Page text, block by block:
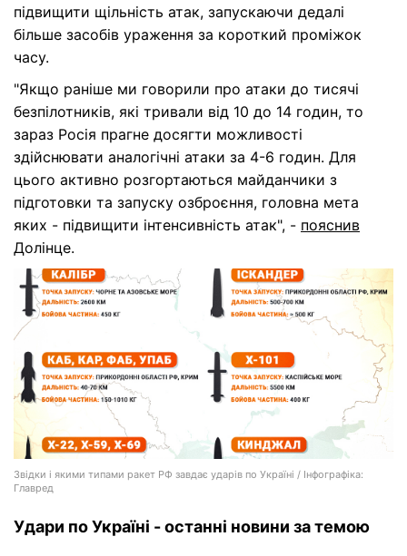
підвищити щільність атак, запускаючи дедалі
більше засобів ураження за короткий проміжок
часу.
"Якщо раніше ми говорили про атаки до тисячі
безпілотників, які тривали від 10 до 14 годин, то
зараз Росія прагне досягти можливості
здійснювати аналогічні атаки за 4-6 годин. Для
цього активно розгортаються майданчики з
підготовки та запуску озброєння, головна мета
яких - підвищити інтенсивність атак", - пояснив
Долінце.
Звідки і якими типами ракет РФ завдає ударів по Україні / Інфографіка:
Главред
Удари по Україні - останні новини за темою